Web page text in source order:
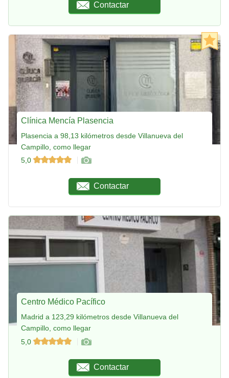
Contactar
Clínica Mencía Plasencia
Plasencia a 98,13 kilómetros desde Villanueva del
Campillo, como llegar
5,0
Contactar
Centro Médico Pacífico
Madrid a 123,29 kilómetros desde Villanueva del
Campillo, como llegar
5,0
Contactar